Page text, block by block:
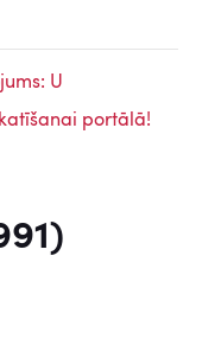
U
portālā!